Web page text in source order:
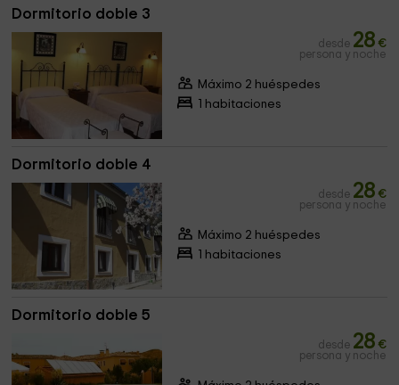
Dormitorio doble 3
desde 28 €
persona y noche
Máximo 2 huéspedes
1 habitaciones
Dormitorio doble 4
desde 28 €
persona y noche
Máximo 2 huéspedes
1 habitaciones
Dormitorio doble 5
desde 28 €
persona y noche